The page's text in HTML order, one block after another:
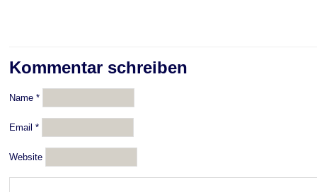
Kommentar schreiben
Name *
Email *
Website